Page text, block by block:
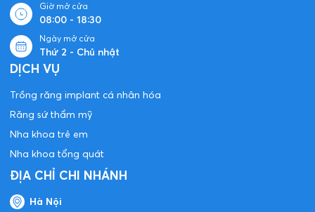
Giờ mở cửa
08:00 - 18:30
Ngày mở cửa
Thứ 2 - Chủ nhật
DỊCH VỤ
Trồng răng implant cá nhân hóa
Răng sứ thẩm mỹ
Nha khoa trẻ em
Nha khoa tổng quát
ĐỊA CHỈ CHI NHÁNH
Hà Nội